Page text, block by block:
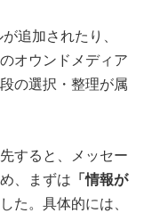
追加されたり、
オウンドメディア
の選択・整理が属
すると、メッセー
、まずは 「情報が
た。具体的には、